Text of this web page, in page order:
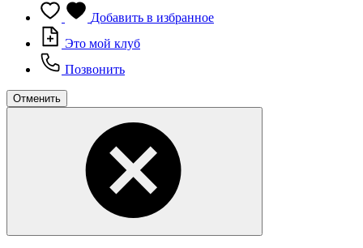
Добавить в избранное
Это мой клуб
Позвонить
Отменить